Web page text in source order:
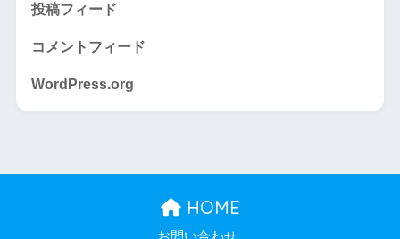
投稿フィード
コメントフィード
WordPress.org
HOME